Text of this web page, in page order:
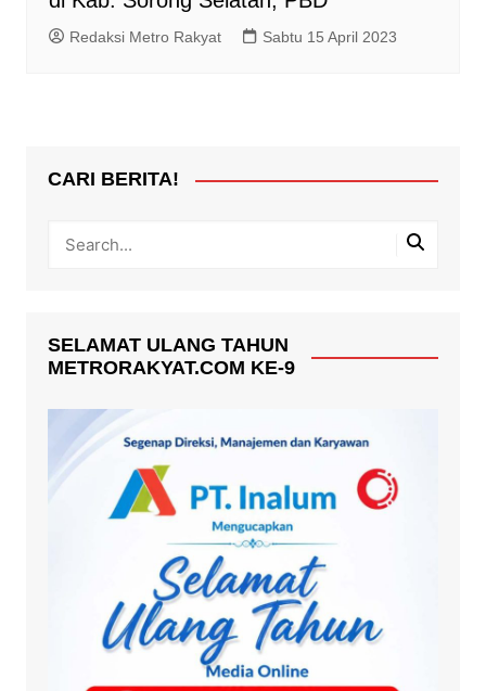
Redaksi Metro Rakyat Sabtu 15 April 2023
CARI BERITA!
SELAMAT ULANG TAHUN
METRORAKYAT.COM KE-9